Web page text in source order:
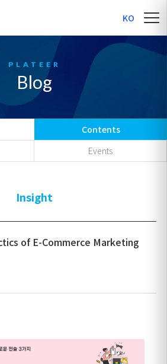
KO
Blog
Contents
Events
Insight
of E-Commerce Marketing